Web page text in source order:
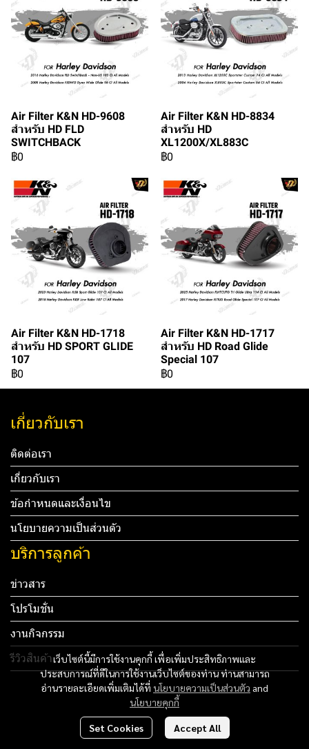
Air Filter K&N HD-9608
สำหรับ HD FLD
SWITCHBACK
฿0
Air Filter K&N HD-8834
สำหรับ HD
XL1200X/XL883C
฿0
Air Filter K&N HD-1718
สำหรับ HD SPORT GLIDE
107
฿0
Air Filter K&N HD-1717
สำหรับ HD Road Glide
Special 107
฿0
เว็บไซต์นี้มีการใช้งานคุกกี้ เพื่อเพิ่มประสิทธิภาพและ
ประสบการณ์ที่ดีในการใช้งานเว็บไซต์ของท่าน ท่านสามารถ
อ่านรายละเอียดเพิ่มเติมได้ที่ นโยบายความเป็นส่วนตัว and
นโยบายคุกกี้
Set Cookies Accept All
เกี่ยวกับเรา
ติดต่อเรา
เกี่ยวกับเรา
ข้อกำหนดและเงื่อนไข
นโยบายความเป็นส่วนตัว
บริการลูกค้า
ข่าวสาร
โปรโมชั่น
งานกิจกรรม
รีวิวสินค้า
Tel: 012 345 67890 Email: mail@yourdomain.com